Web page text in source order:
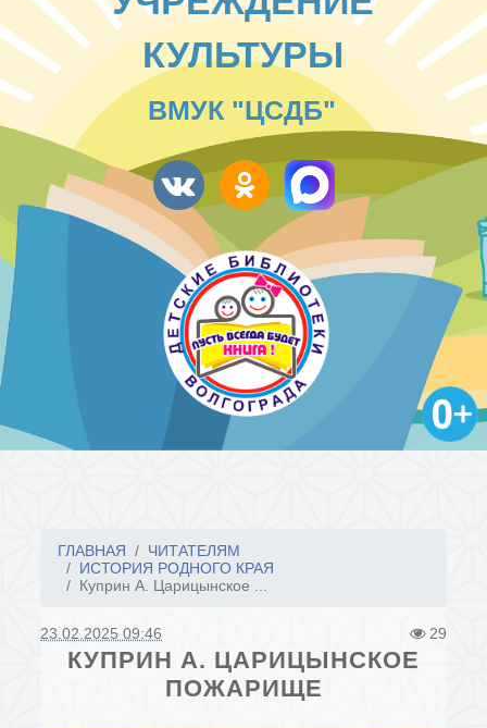
ГЛАВНАЯ
ЧИТАТЕЛЯМ
ИСТОРИЯ РОДНОГО КРАЯ
Куприн А. Царицынское ...
23.02.2025 09:46 29
КУПРИН А. ЦАРИЦЫНСКОЕ
ПОЖАРИЩЕ